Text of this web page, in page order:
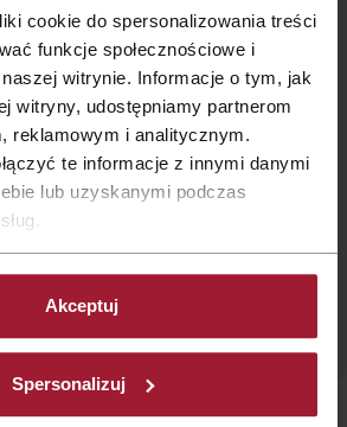
cookie do spersonalizowania treści
funkcje społecznościowe i
witrynie. Informacje o tym, jak
witryny, udostępniamy partnerom
reklamowym i analitycznym.
te informacje z innymi danymi
lub uzyskanymi podczas
Akceptuj
Spersonalizuj
Qubus Hotel Gdańsk
nam się to dzięki temu, jaki
Wspieramy się, wiemy, że
nawzajem liczyć. Jeśli cieszy Cię
ludzi, zależy Ci na ich
pracować wśród podobnych
Dowiedz się więcej o pracy w
w Qubus Hotel
w Qubus